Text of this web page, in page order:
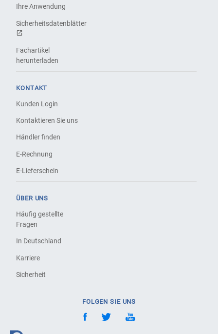
Ihre Anwendung
Sicherheitsdatenblätter
Fachartikel
herunterladen
KONTAKT
Kunden Login
Kontaktieren Sie uns
Händler finden
E-Rechnung
E-Lieferschein
ÜBER UNS
Häufig gestellte
Fragen
In Deutschland
Karriere
Sicherheit
FOLGEN SIE UNS